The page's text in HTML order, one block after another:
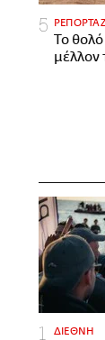
ΡΕΠΟΡΤΑΖ
Το
μέλλον
ΔΙΕΘΝΗ